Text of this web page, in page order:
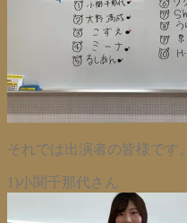
それでは出演者の皆様です。
1)小関千那代さん